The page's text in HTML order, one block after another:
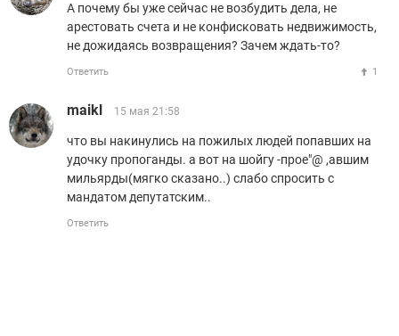
А почему бы уже сейчас не возбудить дела, не
арестовать счета и не конфисковать недвижимость,
не дожидаясь возвращения? Зачем ждать-то?
Ответить 1
maikl 15 мая 21:58
что вы накинулись на пожилых людей попавших на
удочку пропоганды. а вот на шойгу -прое"@ ,авшим
мильярды(мягко сказано..) слабо спросить с
мандатом депутатским..
Ответить